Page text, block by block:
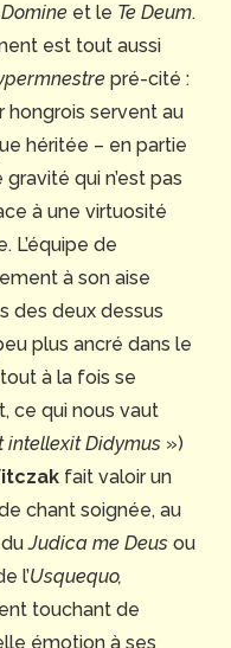
et le Te Deum.
est tout aussi
pré-cité :
hongrois servent au
héritée – en partie
qui n’est pas
à une virtuosité
L’équipe de
à son aise
des deux dessus
plus ancré dans le
à la fois se
ce qui nous vaut
intellexit Didymus »)
fait valoir un
chant soignée, au
duJudica me Deus ou
l’Usquequo,
touchant de
émotion à ses